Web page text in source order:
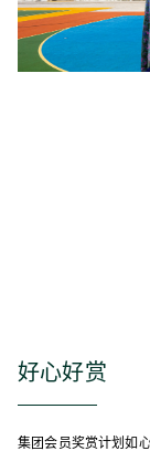
好心好赏
集团会员奖赏计划如